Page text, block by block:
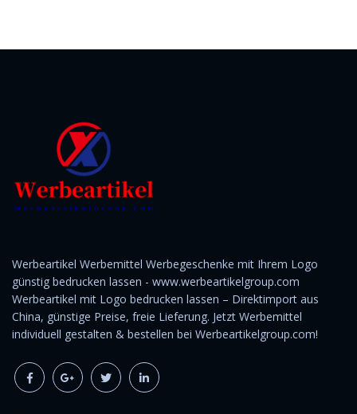
Werbeartikel Werbemittel Werbegeschenke mit Ihrem Logo
günstig bedrucken lassen - www.werbeartikelgroup.com
Werbeartikel mit Logo bedrucken lassen – Direktimport aus
China, günstige Preise, freie Lieferung. Jetzt Werbemittel
individuell gestalten & bestellen bei Werbeartikelgroup.com!